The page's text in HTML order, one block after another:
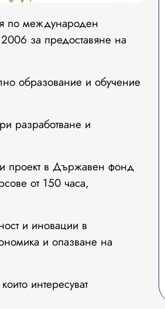
по международен
за предоставяне на
образование и обучение
разработване и
проект в Държавен фонд
от 150 часа,
и иновации в
и опазване на
интересуват